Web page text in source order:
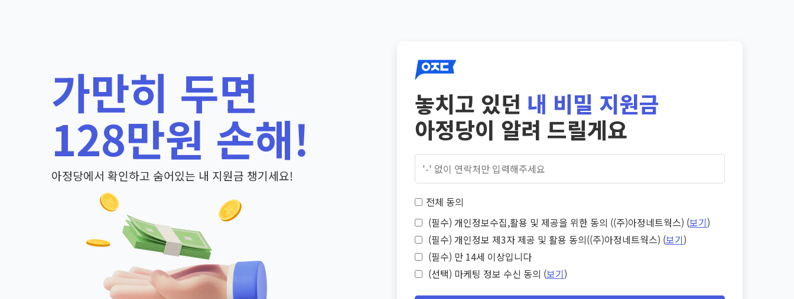
가만히 두면
128만원 손해!
아정당에서 확인하고 숨어있는 내 지원금 챙기세요!
놓치고 있던 내 비밀 지원금
아정당이 알려 드릴게요
전체 동의
(필수) 개인정보수집,활용 및 제공을 위한 동의 ((주)아정네트웍스) (보기)
(필수) 개인정보 제3자 제공 및 활용 동의((주)아정네트웍스) (보기)
(필수) 만 14세 이상입니다
(선택) 마케팅 정보 수신 동의 (보기)